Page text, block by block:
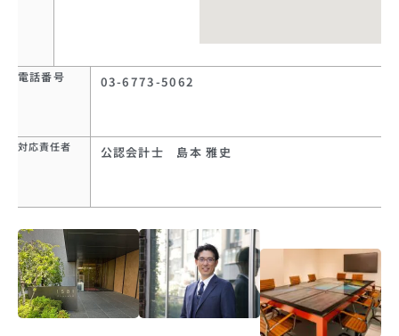
電話番号 03-6773-5062
対応責任者 公認会計士 島本 雅史